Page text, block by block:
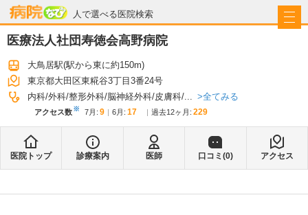
人で選べる医院検索
病院なび
医療法人社団寿徳会高野病院
大鳥居駅(駅から東に約150m)
東京都大田区東糀谷3丁目3番24号
内科 外科 整形外科 脳神経外科 皮膚科 ... 全てみる
アクセス数※ 7月 : 9 6月 : 17 過去12ヶ月: 229
医院トップ 診療案内 医師 口コミ(0) アクセス